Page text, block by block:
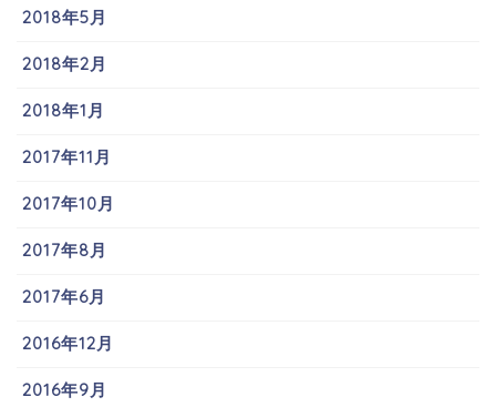
2018年5月
2018年2月
2018年1月
2017年11月
2017年10月
2017年8月
2017年6月
2016年12月
2016年9月